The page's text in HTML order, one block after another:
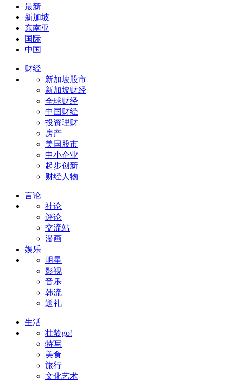
最新
新加坡
东南亚
国际
中国
财经
新加坡股市
新加坡财经
全球财经
中国财经
投资理财
房产
美国股市
中小企业
起步创新
财经人物
言论
社论
评论
交流站
漫画
娱乐
明星
影视
音乐
韩流
送礼
生活
壮龄go!
特写
美食
旅行
文化艺术